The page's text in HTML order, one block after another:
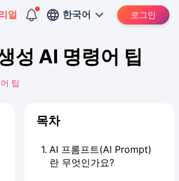
얼 한국어 로그인
성 AI 명령어 팁
팁
목차
1. AI 프롬프트(AI Prompt)
란 무엇인가요?